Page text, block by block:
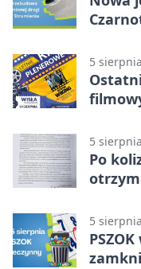
5
5
Po
5